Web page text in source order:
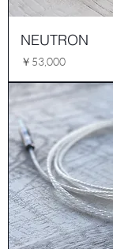
NEUTRON
価格
￥53,000